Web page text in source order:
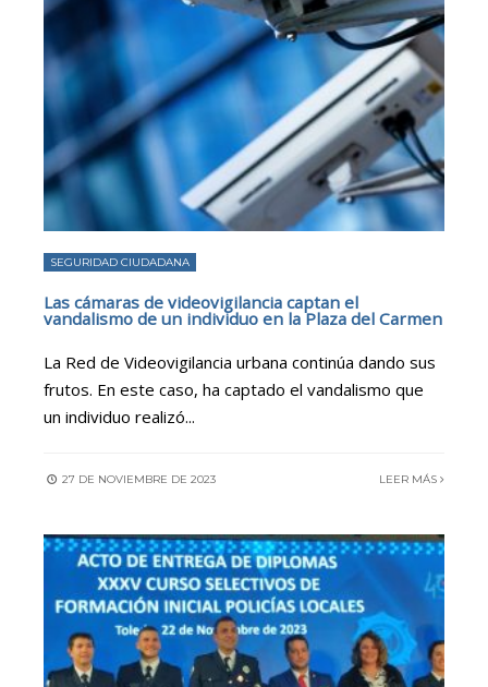
SEGURIDAD CIUDADANA
Las cámaras de videovigilancia captan el
vandalismo de un individuo en la Plaza del Carmen
La Red de Videovigilancia urbana continúa dando sus
frutos. En este caso, ha captado el vandalismo que
un individuo realizó...
27 DE NOVIEMBRE DE 2023 LEER MÁS